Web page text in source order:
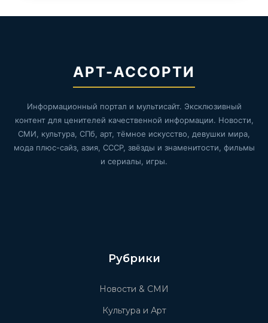
АРТ-АССОРТИ
Информационный портал и мультисайт. Эксклюзивный
контент для ценителей качественной информации. Новости,
СМИ, культура, СПб, арт, тёмное искусство, девушки мира,
мода плюс-сайз, азия, СССР, звёзды и знаменитости, фильмы
и сериалы, игры.
Рубрики
Новости & СМИ
Культура и Арт